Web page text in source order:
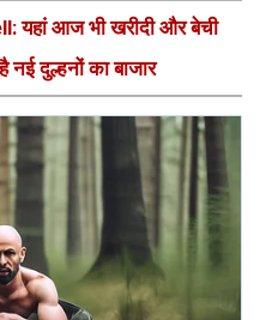
यहां आज भी खरीदी और बेची
दुल्हनों का बाजार